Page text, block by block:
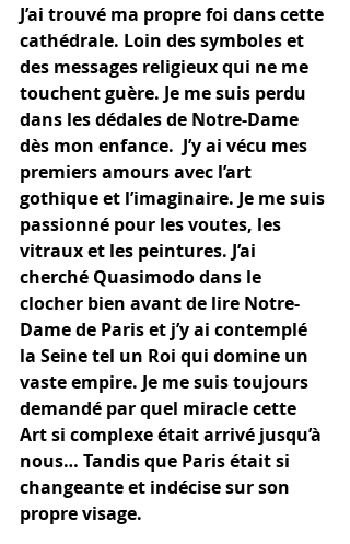
J’ai trouvé ma propre foi dans cette
cathédrale. Loin des symboles et
des messages religieux qui ne me
touchent guère. Je me suis perdu
dans les dédales de Notre-Dame
dès mon enfance.  J’y ai vécu mes
premiers amours avec l’art
gothique et l’imaginaire. Je me suis
passionné pour les voutes, les
vitraux et les peintures. J’ai
cherché Quasimodo dans le
clocher bien avant de lire Notre-
Dame de Paris et j’y ai contemplé
la Seine tel un Roi qui domine un
vaste empire. Je me suis toujours
demandé par quel miracle cette
Art si complexe était arrivé jusqu’à
nous… Tandis que Paris était si
changeante et indécise sur son
propre visage.